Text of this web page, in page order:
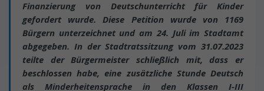
Finanzierung von Deutschunterricht für Kinder
gefordert wurde. Diese Petition wurde von 1169
Bürgern unterzeichnet und am 24. Juli im Stadtamt
abgegeben. In der Stadtratssitzung vom 31.07.2023
teilte der Bürgermeister schließlich mit, dass er
beschlossen habe, eine zusätzliche Stunde Deutsch
als Minderheitensprache in den Klassen I-III